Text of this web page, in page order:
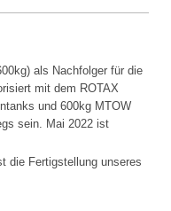
als Nachfolger für die
mit dem ROTAX
und 600kg MTOW
sein. Mai 2022 ist
die Fertigstellung unseres